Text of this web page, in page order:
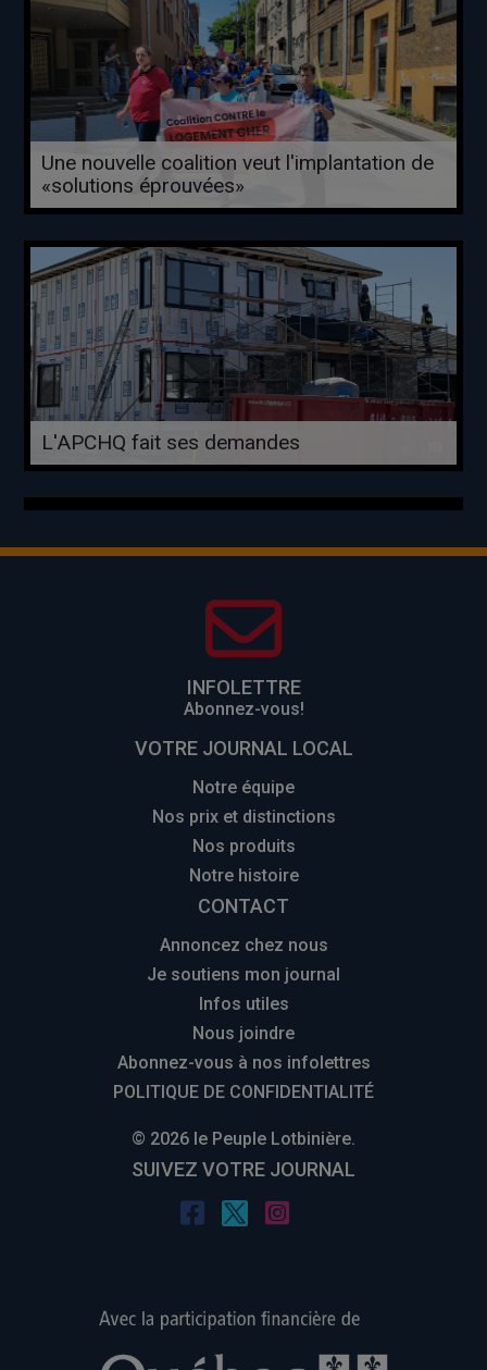
Une nouvelle coalition veut l'implantation de
«solutions éprouvées»
L'APCHQ fait ses demandes
INFOLETTRE
Abonnez-vous!
VOTRE JOURNAL LOCAL
Notre équipe
Nos prix et distinctions
Nos produits
Notre histoire
CONTACT
Annoncez chez nous
Je soutiens mon journal
Infos utiles
Nous joindre
Abonnez-vous à nos infolettres
POLITIQUE DE CONFIDENTIALITÉ
© 2026 le Peuple Lotbinière.
SUIVEZ VOTRE JOURNAL